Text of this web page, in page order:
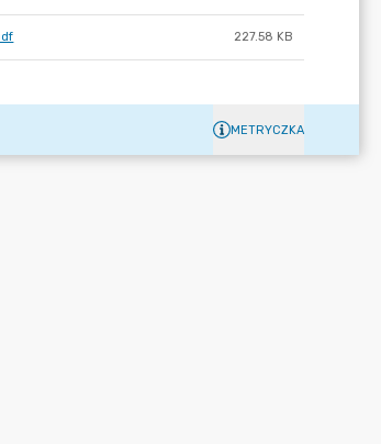
227.58 KB
METRYCZKA